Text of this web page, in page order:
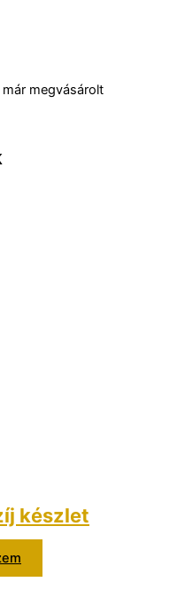
megvásárolt
készlet